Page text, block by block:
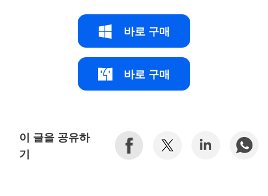
바로 구매
바로 구매
이 글을 공유하
기